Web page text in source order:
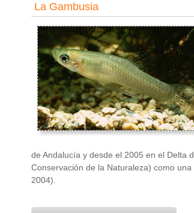
La Gambusia
de Andalucía y desde el 2005 en el Delta
Conservación de la Naturaleza) como
2004).